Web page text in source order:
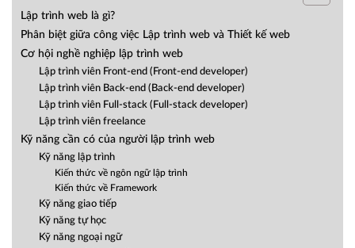
Lập trình web là gì?
Phân biệt giữa công việc Lập trình web và Thiết kế web
Cơ hội nghề nghiệp lập trình web
Lập trình viên Front-end (Front-end developer)
Lập trình viên Back-end (Back-end developer)
Lập trình viên Full-stack (Full-stack developer)
Lập trình viên freelance
Kỹ năng cần có của người lập trình web
Kỹ năng lập trình
Kiến thức về ngôn ngữ lập trình
Kiến thức về Framework
Kỹ năng giao tiếp
Kỹ năng tự học
Kỹ năng ngoại ngữ